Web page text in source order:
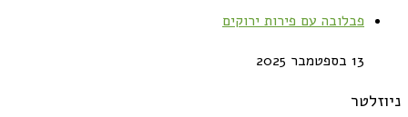
פבלובה עם פירות ירוקים
13 בספטמבר 2025
ניוזלטר